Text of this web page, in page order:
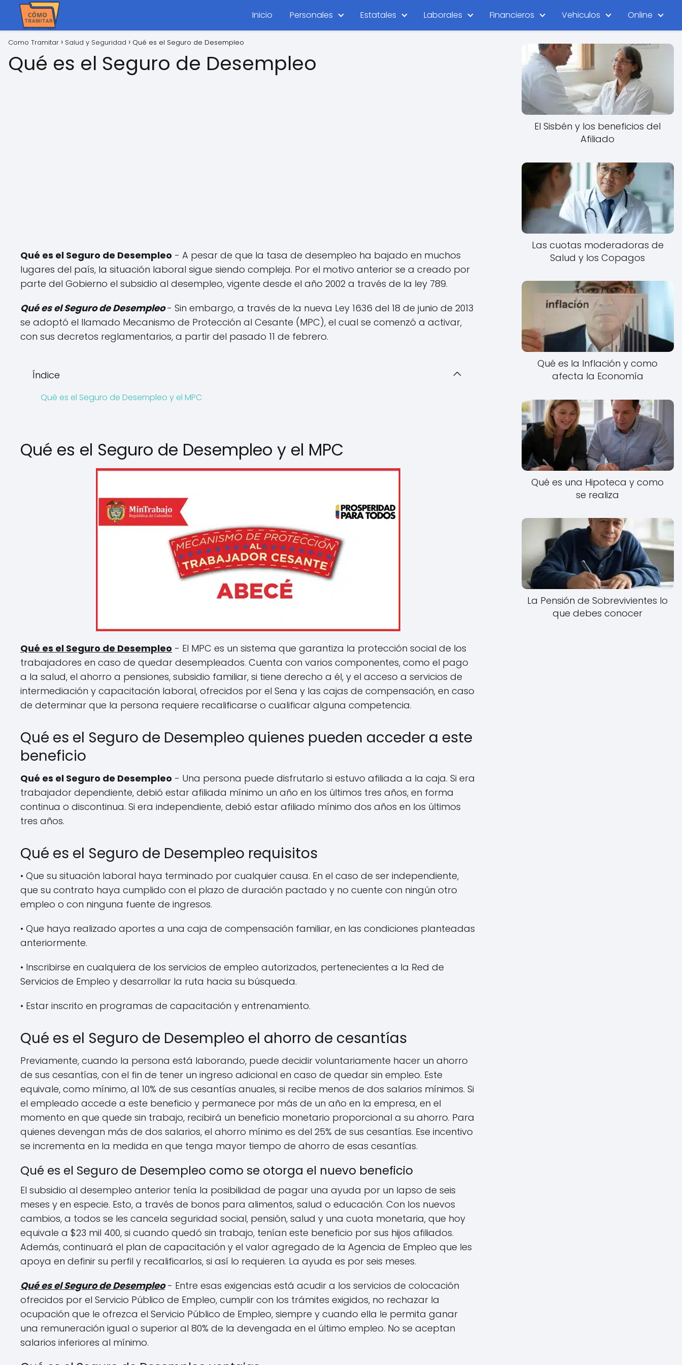
Inicio Personales Estatales Laborales Financieros Vehiculos Online
Como Tramitar Salud y Seguridad Qué es el Seguro de Desempleo
Qué es el Seguro de Desempleo
Qué es el Seguro de Desempleo - A pesar de que la tasa de desempleo ha bajado en muchos
lugares del país, la situación laboral sigue siendo compleja. Por el motivo anterior se a creado por
parte del Gobierno el subsidio al desempleo, vigente desde el año 2002 a través de la ley 789.
Qué es el Seguro de Desempleo - Sin embargo, a través de la nueva Ley 1636 del 18 de junio de 2013
se adoptó el llamado Mecanismo de Protección al Cesante (MPC), el cual se comenzó a activar,
con sus decretos reglamentarios, a partir del pasado 11 de febrero.
Índice
Qué es el Seguro de Desempleo y el MPC
Qué es el Seguro de Desempleo y el MPC
Qué es el Seguro de Desempleo - El MPC es un sistema que garantiza la protección social de los
trabajadores en caso de quedar desempleados. Cuenta con varios componentes, como el pago
a la salud, el ahorro a pensiones, subsidio familiar, si tiene derecho a él, y el acceso a servicios de
intermediación y capacitación laboral, ofrecidos por el Sena y las cajas de compensación, en caso
de determinar que la persona requiere recalificarse o cualificar alguna competencia.
Qué es el Seguro de Desempleo quienes pueden acceder a este
beneficio
Qué es el Seguro de Desempleo - Una persona puede disfrutarlo si estuvo afiliada a la caja. Si era
trabajador dependiente, debió estar afiliada mínimo un año en los últimos tres años, en forma
continua o discontinua. Si era independiente, debió estar afiliado mínimo dos años en los últimos
tres años.
Qué es el Seguro de Desempleo requisitos
• Que su situación laboral haya terminado por cualquier causa. En el caso de ser independiente,
que su contrato haya cumplido con el plazo de duración pactado y no cuente con ningún otro
empleo o con ninguna fuente de ingresos.
• Que haya realizado aportes a una caja de compensación familiar, en las condiciones planteadas
anteriormente.
• Inscribirse en cualquiera de los servicios de empleo autorizados, pertenecientes a la Red de
Servicios de Empleo y desarrollar la ruta hacia su búsqueda.
• Estar inscrito en programas de capacitación y entrenamiento.
Qué es el Seguro de Desempleo el ahorro de cesantías
Previamente, cuando la persona está laborando, puede decidir voluntariamente hacer un ahorro
de sus cesantías, con el fin de tener un ingreso adicional en caso de quedar sin empleo. Este
equivale, como mínimo, al 10% de sus cesantías anuales, si recibe menos de dos salarios mínimos. Si
el empleado accede a este beneficio y permanece por más de un año en la empresa, en el
momento en que quede sin trabajo, recibirá un beneficio monetario proporcional a su ahorro. Para
quienes devengan más de dos salarios, el ahorro mínimo es del 25% de sus cesantías. Ese incentivo
se incrementa en la medida en que tenga mayor tiempo de ahorro de esas cesantías.
Qué es el Seguro de Desempleo como se otorga el nuevo beneficio
El subsidio al desempleo anterior tenía la posibilidad de pagar una ayuda por un lapso de seis
meses y en especie. Esto, a través de bonos para alimentos, salud o educación. Con los nuevos
cambios, a todos se les cancela seguridad social, pensión, salud y una cuota monetaria, que hoy
equivale a $23 mil 400, si cuando quedó sin trabajo, tenían este beneficio por sus hijos afiliados.
Además, continuará el plan de capacitación y el valor agregado de la Agencia de Empleo que les
apoya en definir su perfil y recalificarlos, si así lo requieren. La ayuda es por seis meses.
Qué es el Seguro de Desempleo- Entre esas exigencias está acudir a los servicios de colocación
ofrecidos por el Servicio Público de Empleo, cumplir con los trámites exigidos, no rechazar la
ocupación que le ofrezca el Servicio Público de Empleo, siempre y cuando ella le permita ganar
una remuneración igual o superior al 80% de la devengada en el último empleo. No se aceptan
salarios inferiores al mínimo.
El Sisbén y los beneficios del
Afiliado
Las cuotas moderadoras de
Salud y los Copagos
Qué es la Inflación y como
afecta la Economía
Qué es una Hipoteca y como
se realiza
La Pensión de Sobrevivientes lo
que debes conocer